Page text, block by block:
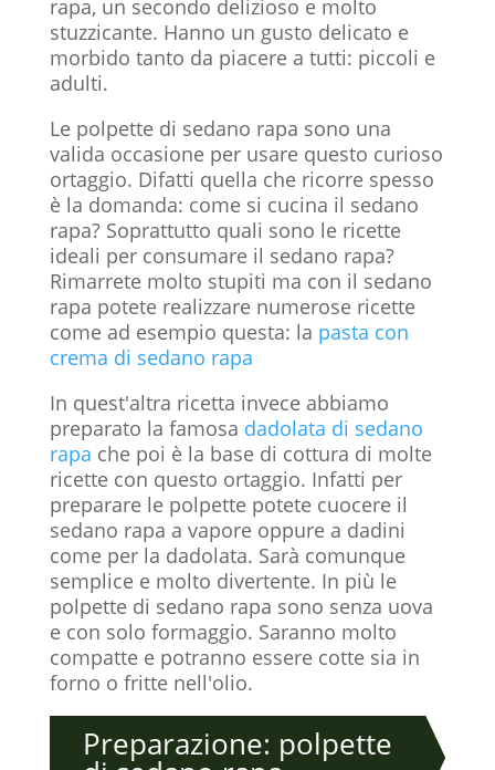
rapa, un secondo delizioso e molto
stuzzicante. Hanno un gusto delicato e
morbido tanto da piacere a tutti: piccoli e
adulti.
Le polpette di sedano rapa sono una
valida occasione per usare questo curioso
ortaggio. Difatti quella che ricorre spesso
è la domanda: come si cucina il sedano
rapa? Soprattutto quali sono le ricette
ideali per consumare il sedano rapa?
Rimarrete molto stupiti ma con il sedano
rapa potete realizzare numerose ricette
come ad esempio questa: la pasta con
crema di sedano rapa
In quest'altra ricetta invece abbiamo
preparato la famosa dadolata di sedano
rapa che poi è la base di cottura di molte
ricette con questo ortaggio. Infatti per
preparare le polpette potete cuocere il
sedano rapa a vapore oppure a dadini
come per la dadolata. Sarà comunque
semplice e molto divertente. In più le
polpette di sedano rapa sono senza uova
e con solo formaggio. Saranno molto
compatte e potranno essere cotte sia in
forno o fritte nell'olio.
Preparazione: polpette